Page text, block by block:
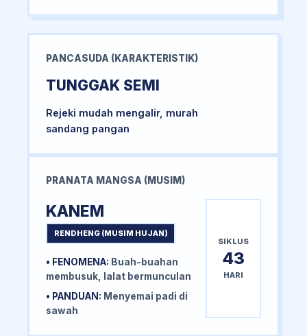
PANCASUDA (KARAKTERISTIK)
TUNGGAK SEMI
Rejeki mudah mengalir, murah
sandang pangan
PRANATA MANGSA (MUSIM)
KANEM
RENDHENG (MUSIM HUJAN)
• FENOMENA: Buah-buahan
membusuk, lalat bermunculan
• PANDUAN: Menyemai padi di
sawah
SIKLUS
43
HARI